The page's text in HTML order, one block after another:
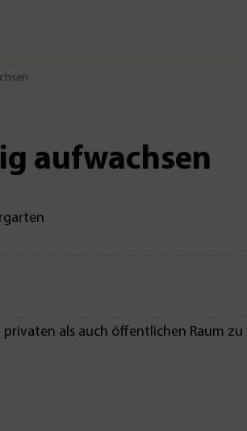
aufwachsen
als auch öffentlichen Raum zu